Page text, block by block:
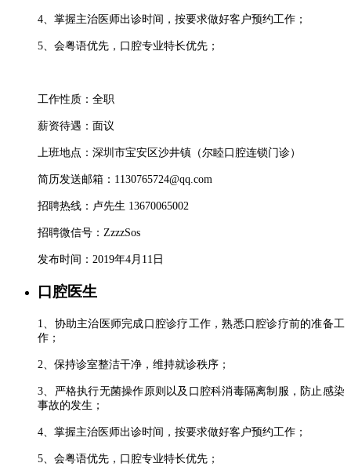
4、掌握主治医师出诊时间，按要求做好客户预约工作；
5、会粤语优先，口腔专业特长优先；
工作性质：全职
薪资待遇：面议
上班地点：深圳市宝安区沙井镇（尔睦口腔连锁门诊）
简历发送邮箱：1130765724@qq.com
招聘热线： 卢先生 13670065002
招聘微信号：ZzzzSos
发布时间：2019年4月11日
口腔医生
1、协助主治医师完成口腔诊疗工作，熟悉口腔诊疗前的准备工
作；
2、保持诊室整洁干净，维持就诊秩序；
3、严格执行无菌操作原则以及口腔科消毒隔离制服，防止感染
事故的发生；
4、掌握主治医师出诊时间，按要求做好客户预约工作；
5、会粤语优先，口腔专业特长优先；